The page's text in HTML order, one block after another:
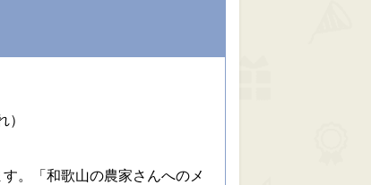
。「和歌山の農家さんへのメ